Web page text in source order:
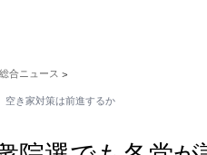
合ニュース >
空き家対策は前進するか